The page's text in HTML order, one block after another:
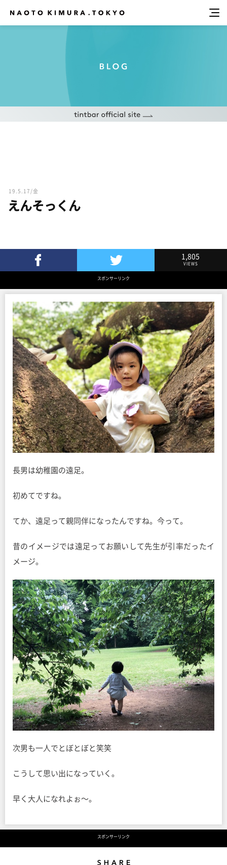
19.5.17/金
えんそっくん
Twitterでツイート
1,805
VIEWS
スポンサーリンク
長男は幼稚園の遠足。
初めてですね。
てか、遠足って親同伴になったんですね。今って。
昔のイメージでは遠足ってお願いして先生が引率だったイ
メージ。
次男も一人でとぼとぼと笑笑
こうして思い出になっていく。
早く大人になれよぉ〜。
スポンサーリンク